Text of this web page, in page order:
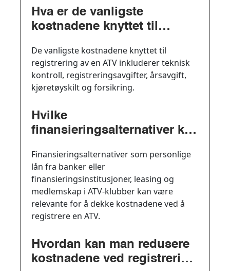
Hva er de vanligste
kostnadene knyttet til
De vanligste kostnadene knyttet til
registrering av en ATV inkluderer teknisk
kontroll, registreringsavgifter, årsavgift,
kjøretøyskilt og forsikring.
Hvilke
finansieringsalternativer kan
kostnadene ved å registrere
en ATV?
Finansieringsalternativer som personlige
lån fra banker eller
finansieringsinstitusjoner, leasing og
medlemskap i ATV-klubber kan være
relevante for å dekke kostnadene ved å
registrere en ATV.
Hvordan kan man redusere
kostnadene ved registrering